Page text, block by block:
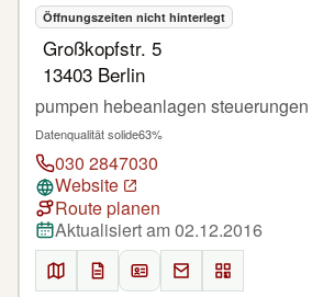
Öffnungszeiten nicht hinterlegt
Großkopfstr. 5
13403 Berlin
pumpen hebeanlagen steuerungen
Datenqualität solide63%
030 2847030
Website
Route planen
Aktualisiert am 02.12.2016